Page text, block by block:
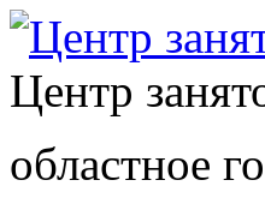
Центр
областное